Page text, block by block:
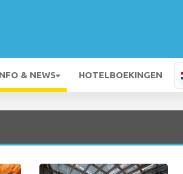
& NEWS HOTELBOEKINGEN